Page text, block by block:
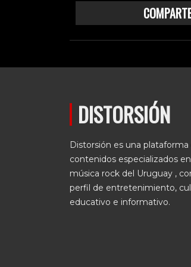
DISTORSIÓN
Distorsión es una plataforma
contenidos especializados en
música rock del Uruguay ,
perfil de entretenimiento,
educativo e informativo.